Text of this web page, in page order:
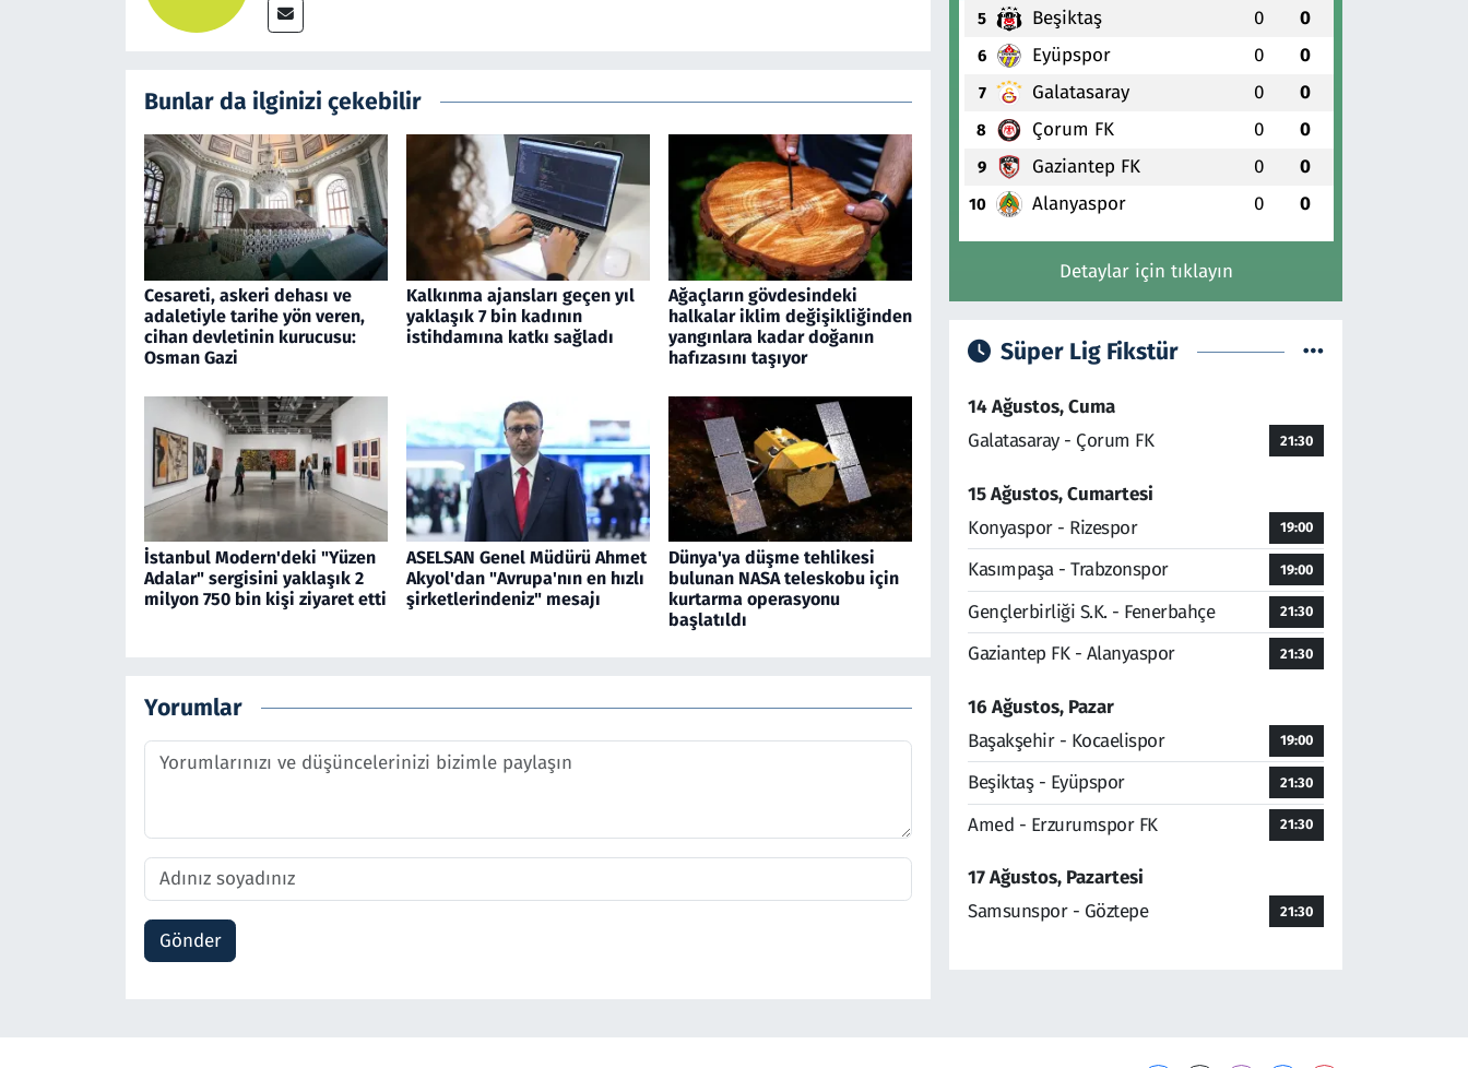
Bunlar da ilginizi çekebilir
Cesareti, askeri dehası ve
adaletiyle tarihe yön veren,
cihan devletinin kurucusu:
Osman Gazi
Kalkınma ajansları geçen yıl
yaklaşık 7 bin kadının
istihdamına katkı sağladı
Ağaçların gövdesindeki
halkalar iklim değişikliğinden
yangınlara kadar doğanın
hafızasını taşıyor
İstanbul Modern'deki "Yüzen
Adalar" sergisini yaklaşık 2
milyon 750 bin kişi ziyaret etti
ASELSAN Genel Müdürü Ahmet
Akyol'dan "Avrupa'nın en hızlı
şirketlerindeniz" mesajı
Dünya'ya düşme tehlikesi
bulunan NASA teleskobu için
kurtarma operasyonu
başlatıldı
Yorumlar
Gönder
5 Beşiktaş 0 0
6 Eyüpspor 0 0
7 Galatasaray 0 0
8 Çorum FK 0 0
9 Gaziantep FK 0 0
10 Alanyaspor 0 0
Detaylar için tıklayın
Süper Lig Fikstür
14 Ağustos, Cuma
Galatasaray - Çorum FK
21:30
15 Ağustos, Cumartesi
Konyaspor - Rizespor
19:00
Kasımpaşa - Trabzonspor 19:00
Gençlerbirliği S.K. - Fenerbahçe 21:30
Gaziantep FK - Alanyaspor 21:30
16 Ağustos, Pazar
Başakşehir - Kocaelispor
19:00
Beşiktaş - Eyüpspor 21:30
Amed - Erzurumspor FK 21:30
17 Ağustos, Pazartesi
Samsunspor - Göztepe
21:30